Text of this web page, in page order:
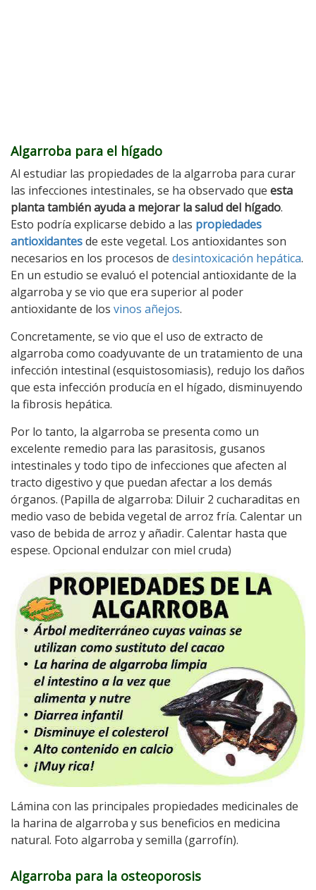
Algarroba para el hígado
Al estudiar las propiedades de la algarroba para curar
las infecciones intestinales, se ha observado que esta
planta también ayuda a mejorar la salud del hígado.
Esto podría explicarse debido a las propiedades
antioxidantesde este vegetal. Los antioxidantes son
necesarios en los procesos de desintoxicación hepática.
En un estudio se evaluó el potencial antioxidante de la
algarroba y se vio que era superior al poder
antioxidante de los vinos añejos.
Concretamente, se vio que el uso de extracto de
algarroba como coadyuvante de un tratamiento de una
infección intestinal (esquistosomiasis), redujo los daños
que esta infección producía en el hígado, disminuyendo
la fibrosis hepática.
Por lo tanto, la algarroba se presenta como un
excelente remedio para las parasitosis, gusanos
intestinales y todo tipo de infecciones que afecten al
tracto digestivo y que puedan afectar a los demás
órganos. (Papilla de algarroba: Diluir 2 cucharaditas en
medio vaso de bebida vegetal de arroz fría. Calentar un
vaso de bebida de arroz y añadir. Calentar hasta que
espese. Opcional endulzar con miel cruda)
Lámina con las principales propiedades medicinales de
la harina de algarroba y sus beneficios en medicina
natural. Foto algarroba y semilla (garrofín).
Algarroba para la osteoporosis